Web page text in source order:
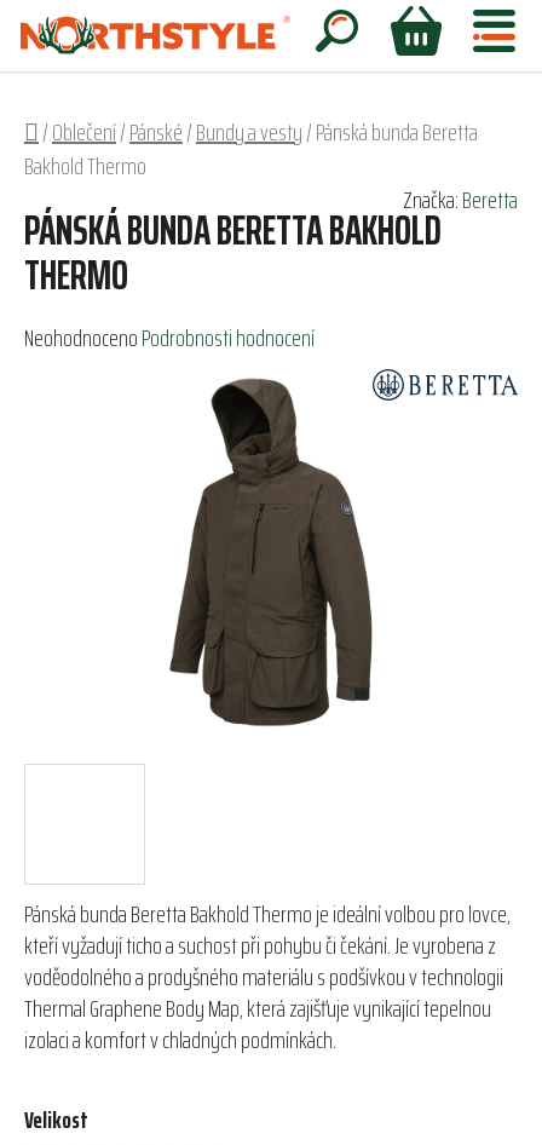
Přejít
obsah
Hledat
NÁKUPNÍ
Domů
/Oblečení/Pánské/Bundy a vesty/Pánská bunda Beretta
Bakhold Thermo
Pánská bunda Beretta Bakhold Thermo je ideální volbou pro lovce,
kteří vyžadují ticho a suchost při pohybu či čekání. Je vyrobena z
voděodolného a prodyšného materiálu s podšívkou v technologii
Thermal Graphene Body Map, která zajišťuje vynikající tepelnou
izolaci a komfort v chladných podmínkách.
Velikost
PÁNSKÁ BUNDA BERETTA BAKHOLD
THERMO
Průměrné
NeohodnocenoPodrobnosti hodnocení
Značka:Beretta